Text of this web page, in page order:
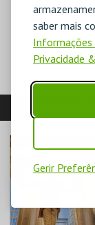
saber mais
Informações
Privacidade
Gerir